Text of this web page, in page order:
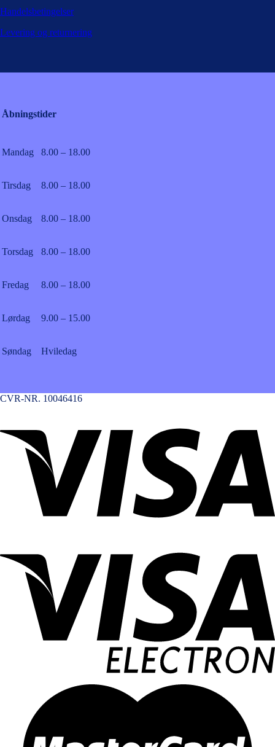
Handelsbetingelser
Levering og returnering
Åbningstider
Mandag 8.00 – 18.00
Tirsdag 8.00 – 18.00
Onsdag 8.00 – 18.00
Torsdag 8.00 – 18.00
Fredag 8.00 – 18.00
Lørdag 9.00 – 15.00
Søndag Hviledag
CVR-NR. 10046416